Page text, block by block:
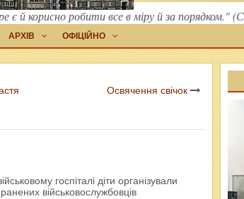
є й корисно робити все в міру й за порядком."
АРХІВ ОФІЦІЙНО
Освячення свічок
госпіталі діти організували
військовослужбовців